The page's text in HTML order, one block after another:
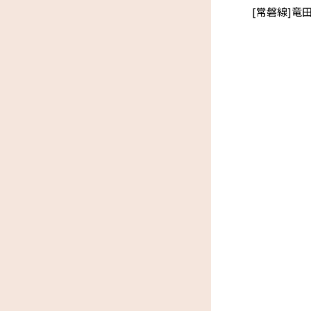
[常磐線]竜